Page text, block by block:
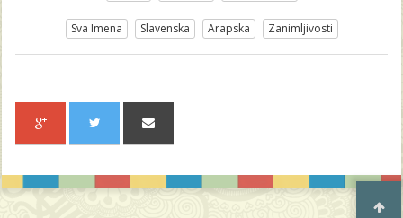
Sva Imena Slavenska Arapska Zanimljivosti